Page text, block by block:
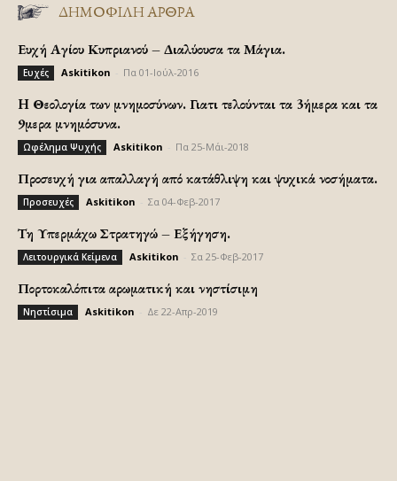
ΔΗΜΟΦΙΛΗ ΑΡΘΡΑ
Ευχή Αγίου Κυπριανού – Διαλύουσα τα Μάγια.
Ευχές Askitikon Πα 01-Ιούλ-2016
H Θεολογία των μνημοσύνων. Γιατι τελούνται τα 3ήμερα και τα
9μερα μνημόσυνα.
Ωφέλημα Ψυχής Askitikon Πα 25-Μάι-2018
Προσευχή για απαλλαγή από κατάθλιψη και ψυχικά νοσήματα.
Προσευχές Askitikon Σα 04-Φεβ-2017
Τη Υπερμάχω Στρατηγώ – Εξήγηση.
Λειτουργικά Κείμενα Askitikon Σα 25-Φεβ-2017
Πορτοκαλόπιτα αρωματική και νηστίσιμη
Νηστίσιμα Askitikon Δε 22-Απρ-2019